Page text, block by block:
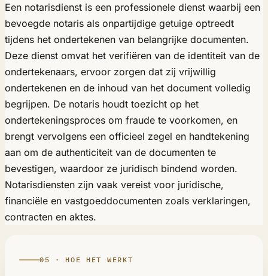
Een notarisdienst is een professionele dienst waarbij een
bevoegde notaris als onpartijdige getuige optreedt
tijdens het ondertekenen van belangrijke documenten.
Deze dienst omvat het verifiëren van de identiteit van de
ondertekenaars, ervoor zorgen dat zij vrijwillig
ondertekenen en de inhoud van het document volledig
begrijpen. De notaris houdt toezicht op het
ondertekeningsproces om fraude te voorkomen, en
brengt vervolgens een officieel zegel en handtekening
aan om de authenticiteit van de documenten te
bevestigen, waardoor ze juridisch bindend worden.
Notarisdiensten zijn vaak vereist voor juridische,
financiële en vastgoeddocumenten zoals verklaringen,
contracten en aktes.
05 · HOE HET WERKT